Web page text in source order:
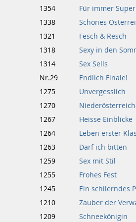
1354
Für immer
1338
Schönes
1321
Fesch & Resch
1318
Sexy in den
1314
Sex Sells
Nr.29
Endlich Finale!
1275
Unvergesslich
1270
1267
Heisse Einblicke
1264
Leben erster
1263
Darf ich bitten
1259
Sex mit Stil
1255
Frohes Fest
1245
Ein schilerndes
1210
Zauber der
1209
Schneekönigin